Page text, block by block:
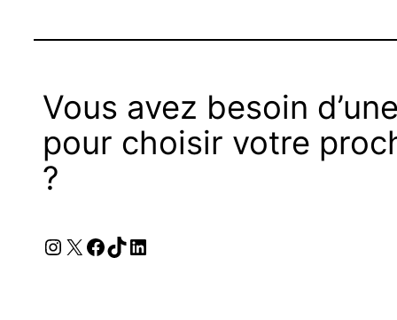
Vous avez besoin
pour choisir votre
?
Instagram
X Facebook
TikTok
LinkedIn